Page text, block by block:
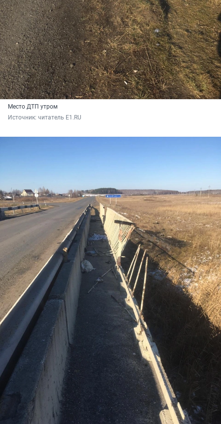
Место ДТП утром
Источник: читатель E1.RU